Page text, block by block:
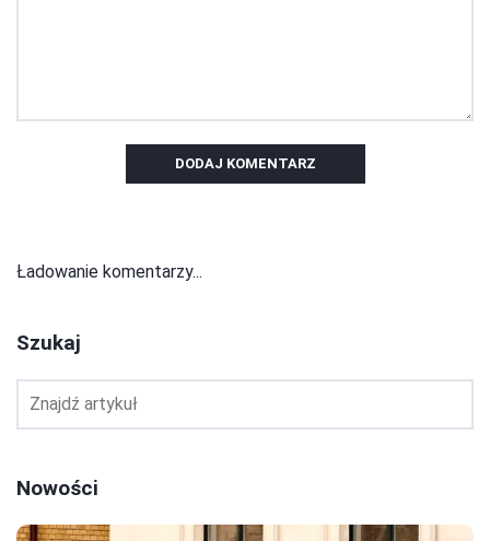
DODAJ KOMENTARZ
Ładowanie komentarzy...
Szukaj
Nowości